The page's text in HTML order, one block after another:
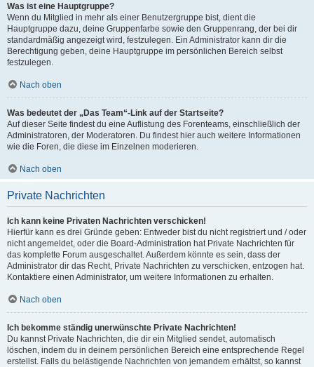
Was ist eine Hauptgruppe?
Wenn du Mitglied in mehr als einer Benutzergruppe bist, dient die
Hauptgruppe dazu, deine Gruppenfarbe sowie den Gruppenrang, der bei dir
standardmäßig angezeigt wird, festzulegen. Ein Administrator kann dir die
Berechtigung geben, deine Hauptgruppe im persönlichen Bereich selbst
festzulegen.
Nach oben
Was bedeutet der „Das Team“-Link auf der Startseite?
Auf dieser Seite findest du eine Auflistung des Forenteams, einschließlich der
Administratoren, der Moderatoren. Du findest hier auch weitere Informationen
wie die Foren, die diese im Einzelnen moderieren.
Nach oben
Private Nachrichten
Ich kann keine Privaten Nachrichten verschicken!
Hierfür kann es drei Gründe geben: Entweder bist du nicht registriert und / oder
nicht angemeldet, oder die Board-Administration hat Private Nachrichten für
das komplette Forum ausgeschaltet. Außerdem könnte es sein, dass der
Administrator dir das Recht, Private Nachrichten zu verschicken, entzogen hat.
Kontaktiere einen Administrator, um weitere Informationen zu erhalten.
Nach oben
Ich bekomme ständig unerwünschte Private Nachrichten!
Du kannst Private Nachrichten, die dir ein Mitglied sendet, automatisch
löschen, indem du in deinem persönlichen Bereich eine entsprechende Regel
erstellst. Falls du belästigende Nachrichten von jemandem erhältst, so kannst